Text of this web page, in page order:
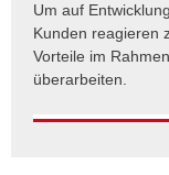
Um auf
Kunden reagieren
Vorteile im
überarbeiten.